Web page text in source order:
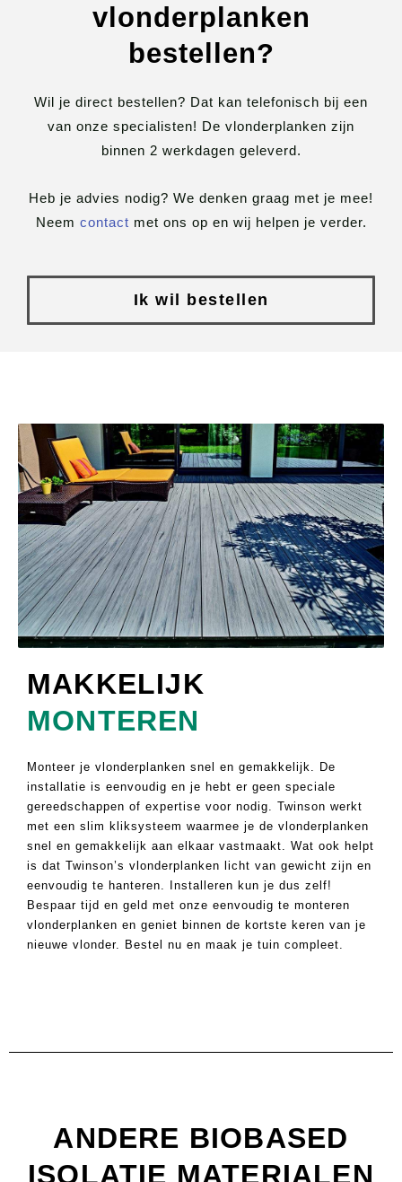
vlonderplanken
bestellen?
Wil je direct bestellen? Dat kan telefonisch bij een
van onze specialisten! De vlonderplanken zijn
binnen 2 werkdagen geleverd.
Heb je advies nodig? We denken graag met je mee!
Neem contact met ons op en wij helpen je verder.
Ik wil bestellen
MAKKELIJK
MONTEREN
Monteer je vlonderplanken snel en gemakkelijk. De
installatie is eenvoudig en je hebt er geen speciale
gereedschappen of expertise voor nodig. Twinson werkt
met een slim kliksysteem waarmee je de vlonderplanken
snel en gemakkelijk aan elkaar vastmaakt. Wat ook helpt
is dat Twinson’s vlonderplanken licht van gewicht zijn en
eenvoudig te hanteren. Installeren kun je dus zelf!
Bespaar tijd en geld met onze eenvoudig te monteren
vlonderplanken en geniet binnen de kortste keren van je
nieuwe vlonder. Bestel nu en maak je tuin compleet.
ANDERE BIOBASED
ISOLATIE MATERIALEN